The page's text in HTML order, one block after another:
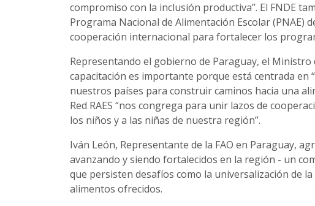
compromiso con la inclusión productiva”. El FNDE
Programa Nacional de Alimentación Escolar (PNAE)
cooperación internacional para fortalecer los
Representando el gobierno de Paraguay, el Ministro
capacitación es importante porque está centrada en
nuestros países para construir caminos hacia una
Red RAES “nos congrega para unir lazos de
los niños y a las niñas de nuestra región”.
Iván León, Representante de la FAO en Paraguay,
avanzando y siendo fortalecidos en la región - un
que persisten desafíos como la universalización de
alimentos ofrecidos.